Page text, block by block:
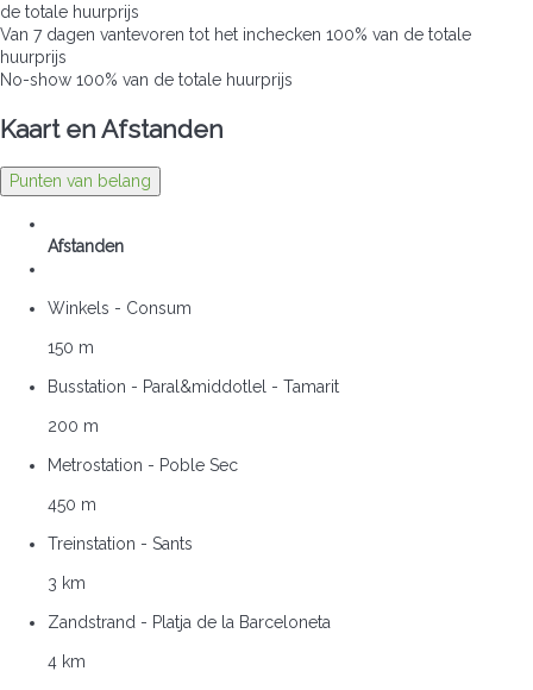
de totale huurprijs
Van 7 dagen vantevoren tot het inchecken 100% van de totale
huurprijs
No-show 100% van de totale huurprijs
Kaart en Afstanden
Punten van belang
Afstanden
Winkels - Consum
150 m
Busstation - Paral&middotlel - Tamarit
200 m
Metrostation - Poble Sec
450 m
Treinstation - Sants
3 km
Zandstrand - Platja de la Barceloneta
4 km